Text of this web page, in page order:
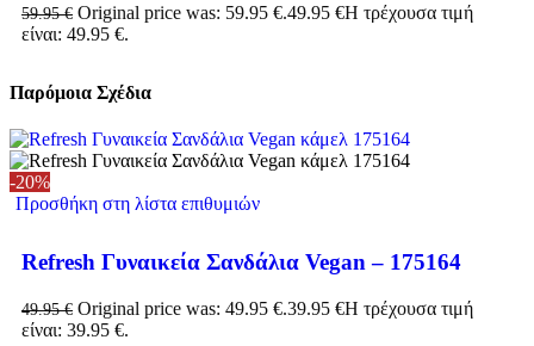
59.95€ Original price was: 59.95 €.49.95 €Η τρέχουσα τιμή
είναι: 49.95 €.
Παρόμοια Σχέδια
-20%
Προσθήκη στη λίστα επιθυμιών
Refresh Γυναικεία Σανδάλια Vegan – 175164
49.95€ Original price was: 49.95 €.39.95 €Η τρέχουσα τιμή
είναι: 39.95 €.